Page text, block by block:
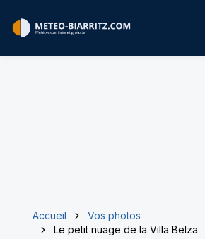
Accueil
Vos photos
Le petit nuage de la Villa Belza